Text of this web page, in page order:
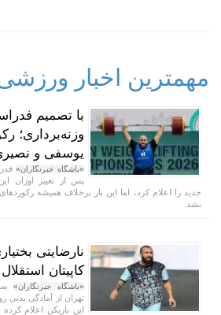
مهمترین اخبار
با تصمیم
وزنه‌برداری؛
یوسفی و
«باشگاه خبرنگاران»
پس از تغییر اوزان
جدید را اعلام کرد، اما این بار برخلاف همیشه
نشد.
نارضایتی
کاپیتان استقلال
«باشگاه خبرنگاران»
تهران از آمادگی بدنی
این بازیکن اعلام